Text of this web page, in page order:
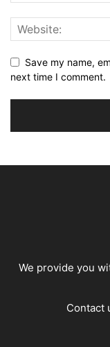
Save my name,
next time I comment.
We provide you
Contact